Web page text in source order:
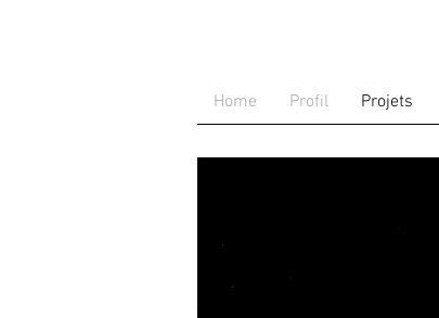
Home Profil Projets